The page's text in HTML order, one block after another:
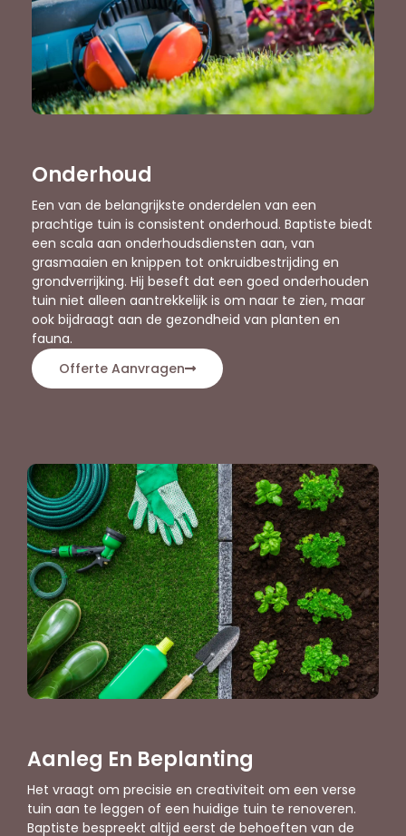
Onderhoud
Een van de belangrijkste onderdelen van een
prachtige tuin is consistent onderhoud. Baptiste biedt
een scala aan onderhoudsdiensten aan, van
grasmaaien en knippen tot onkruidbestrijding en
grondverrijking. Hij beseft dat een goed onderhouden
tuin niet alleen aantrekkelijk is om naar te zien, maar
ook bijdraagt aan de gezondheid van planten en
fauna.
Offerte Aanvragen
Aanleg En Beplanting
Het vraagt om precisie en creativiteit om een verse
tuin aan te leggen of een huidige tuin te renoveren.
Baptiste bespreekt altijd eerst de behoeften van de